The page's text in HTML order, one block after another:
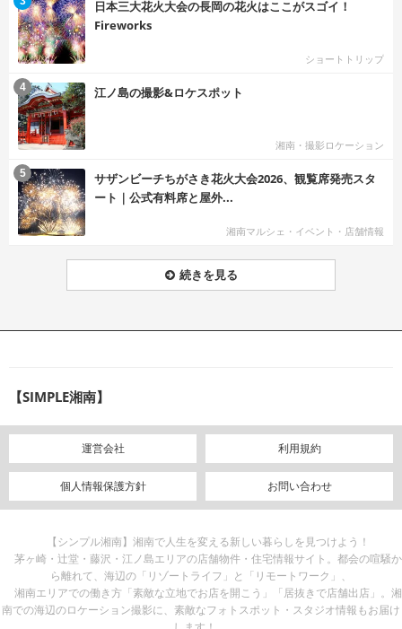
日本三大花火大会の長岡の花火はここがスゴイ！
Fireworks
ショートトリップ
江ノ島の撮影&ロケスポット
湘南・撮影ロケーション
4
サザンビーチちがさき花火大会2026、観覧席発売スタ
ート｜公式有料席と屋外...
湘南マルシェ・イベント・店舗情報
5
続きを見る
【SIMPLE湘南】
運営会社 利用規約
個人情報保護方針 お問い合わせ
【シンプル湘南】湘南で人生を変える新しい暮らしを見つけよう！
茅ヶ崎・辻堂・藤沢・江ノ島エリアの店舗物件・住宅情報サイト。都会の喧騒か
ら離れて、海辺の「リゾートライフ」と「リモートワーク」、
湘南エリアでの働き方「素敵な立地でお店を開こう」「居抜きで店舗出店」。湘
南での海辺のロケーション撮影に、素敵なフォトスポット・スタジオ情報もお届け